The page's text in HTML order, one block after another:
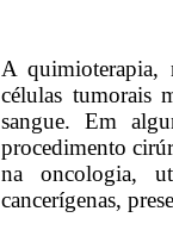
A quimioterapia,
células tumorais
sangue. Em
procedimento
na oncologia,
cancerígenas,